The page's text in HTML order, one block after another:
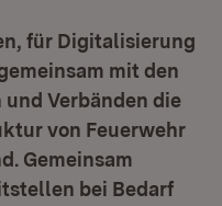
für Digitalisierung
mit den
Verbänden die
von Feuerwehr
Gemeinsam
bei Bedarf